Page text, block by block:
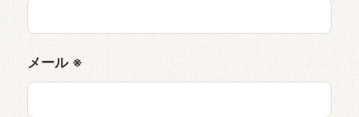
メール ※